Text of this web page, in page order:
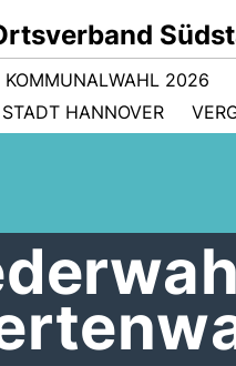
KOMMUNALWAHL 2026
HANNOVER